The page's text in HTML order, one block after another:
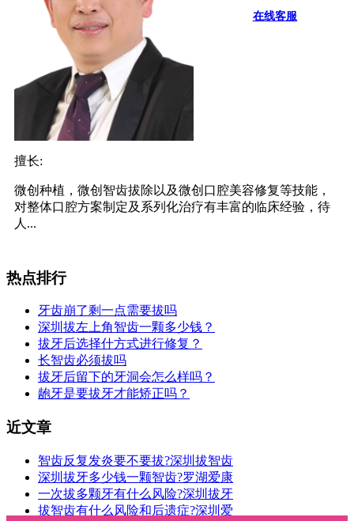
在线客服
擅长:
微创种植，微创智齿拔除以及微创口腔美容修复等技能，
对整体口腔方案制定及系列化治疗有丰富的临床经验，待
人...
热点排行
牙齿崩了剩一点需要拔吗
深圳拔左上角智齿一颗多少钱？
拔牙后选择什方式进行修复？
长智齿必须拔吗
拔牙后留下的牙洞会怎么样吗？
龅牙是要拔牙才能矫正吗？
近文章
智齿反复发炎要不要拔?深圳拔智齿
深圳拔牙多少钱一颗智齿?罗湖爱康
一次拔多颗牙有什么风险?深圳拔牙
拔智齿有什么风险和后遗症?深圳爱